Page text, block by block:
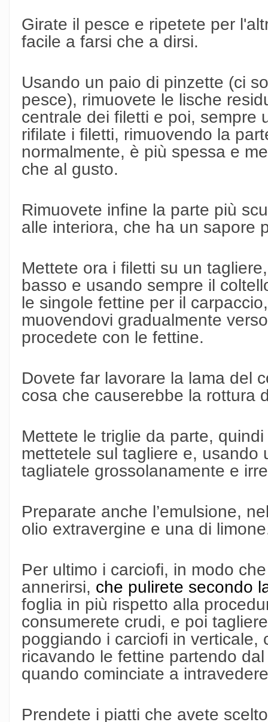
Girate il pesce e ripetete per
facile a farsi che a dirsi.
Usando un paio di pinzette (ci
pesce), rimuovete le lische
centrale dei filetti e poi, sempre
rifilate i filetti, rimuovendo la
normalmente, è più spessa e
che al gusto.
Rimuovete infine la parte più
alle interiora, che ha un sapore
Mettete ora i filetti su un
basso e usando sempre il
le singole fettine per il
muovendovi gradualmente
procedete con le fettine.
Dovete far lavorare la lama del
cosa che causerebbe la rottura
Mettete le triglie da parte,
mettetele sul tagliere e, usando
tagliatele grossolanamente e
Preparate anche l’emulsione,
olio extravergine e una di
Per ultimo i carciofi, in modo
annerirsi, che pulirete secondo
foglia in più rispetto alla
consumerete crudi, e poi
poggiando i carciofi in verticale,
ricavando le fettine partendo
quando cominciate a
Prendete i piatti che avete